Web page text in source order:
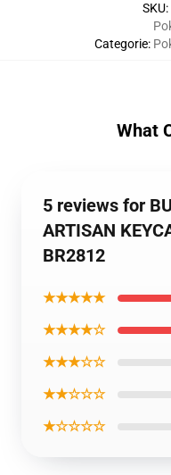
SKU:
Categorie:
What
5 reviews for
ARTISAN
BR2812
★★★★★
★★★★☆
★★★☆☆
★★☆☆☆
★☆☆☆☆